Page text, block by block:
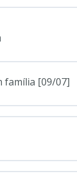
família [09/07]